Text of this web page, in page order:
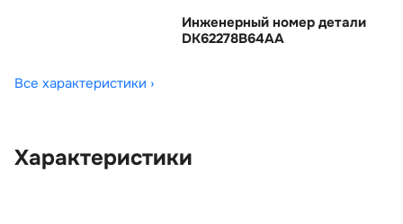
Инженерный номер детали
DK62278B64AA
Все характеристики ›
Характеристики